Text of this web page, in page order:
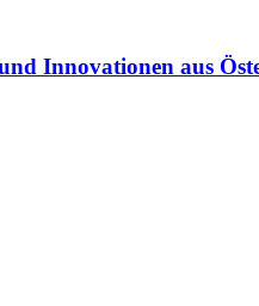
Innovationen aus